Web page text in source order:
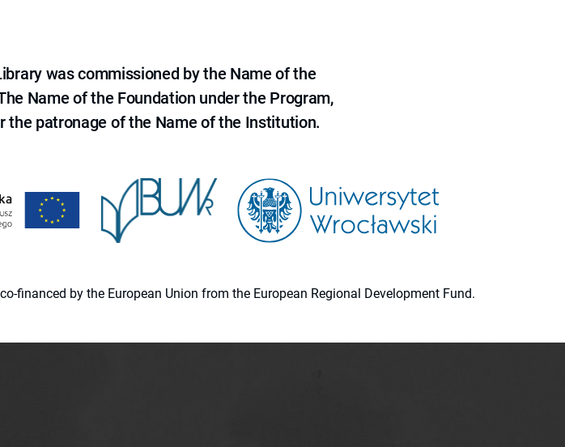
was commissioned by the Name of the
Name of the Foundation under the Program,
the patronage of the Name of the Institution.
by the European Union from the European Regional Development Fund.